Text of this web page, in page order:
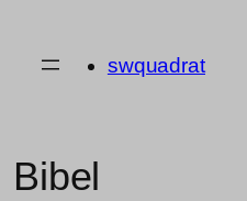
swquadrat
Bibel